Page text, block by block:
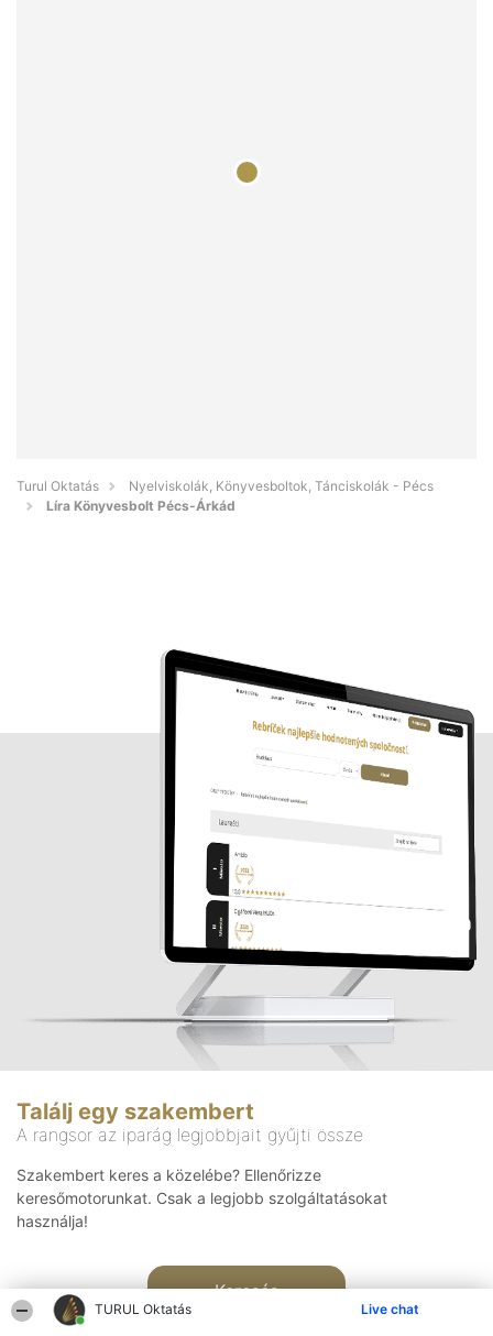
TURUL Oktatás Live chat
Turul Oktatás
Nyelviskolák, Könyvesboltok, Tánciskolák - Pécs
Líra Könyvesbolt Pécs-Árkád
Találj egy szakembert
A rangsor az iparág legjobbjait gyűjti össze
Szakembert keres a közelébe? Ellenőrizze
keresőmotorunkat. Csak a legjobb szolgáltatásokat
használja!
Keresés